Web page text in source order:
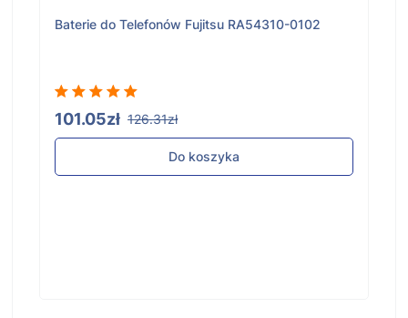
Baterie do Telefonów Fujitsu RA54310-0102
101.05zł 126.31zł
Do koszyka